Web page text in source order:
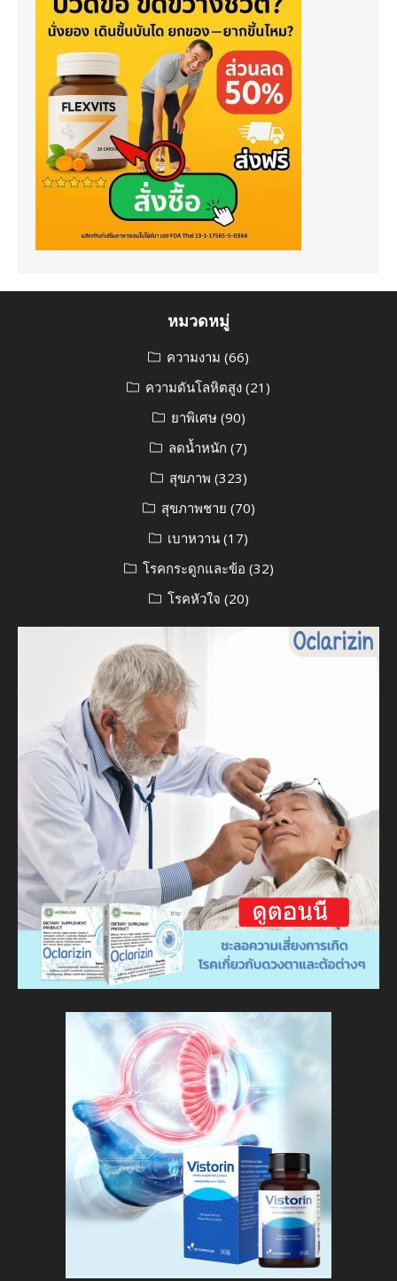
หมวดหมู่
ความงาม (66)
ความดันโลหิตสูง (21)
ยาพิเศษ(90)
ลดน้ำหนัก (7)
สุขภาพ (323)
สุขภาพชาย (70)
เบาหวาน (17)
โรคกระดูกและข้อ (32)
โรคหัวใจ (20)